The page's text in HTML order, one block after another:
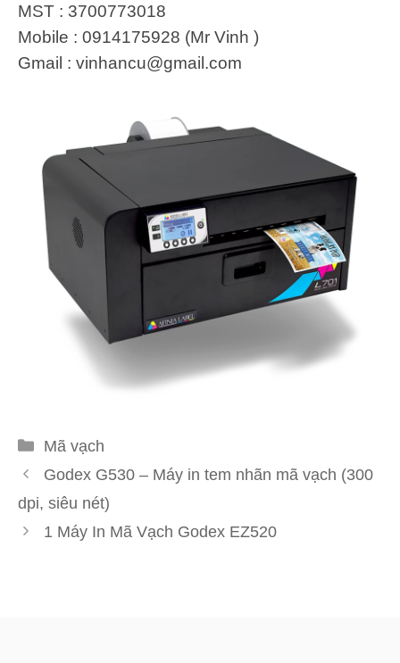
MST : 3700773018
Mobile : 0914175928 (Mr Vinh )
Gmail : vinhancu@gmail.com
Danh
mục
Mã vạch
Godex G530 – Máy in tem nhãn mã vạch (300
dpi, siêu nét)
1 Máy In Mã Vạch Godex EZ520